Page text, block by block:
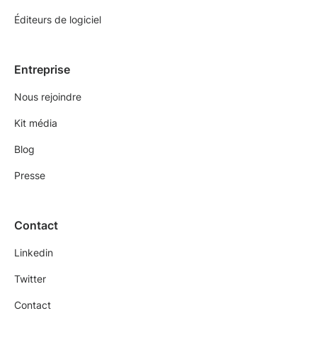
Éditeurs de logiciel
Entreprise
Nous rejoindre
Kit média
Blog
Presse
Contact
Linkedin
Twitter
Contact